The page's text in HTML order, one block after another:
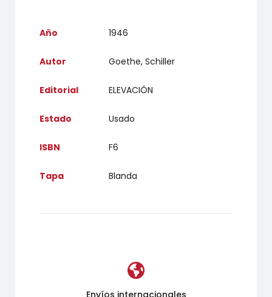
Año 1946
Autor Goethe, Schiller
Editorial ELEVACIÓN
Estado Usado
ISBN F6
Tapa Blanda
Envíos internacionales